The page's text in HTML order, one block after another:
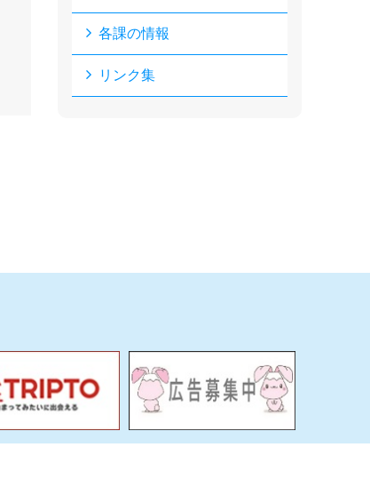
各課の情報
リンク集